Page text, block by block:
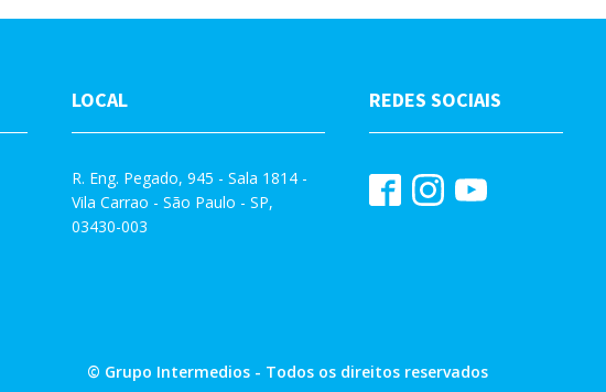
LOCAL
R. Eng. Pegado, 945 - Sala 1814 -
Vila Carrao - São Paulo - SP,
03430-003
REDES SOCIAIS
© Grupo Intermedios - Todos os direitos reservados